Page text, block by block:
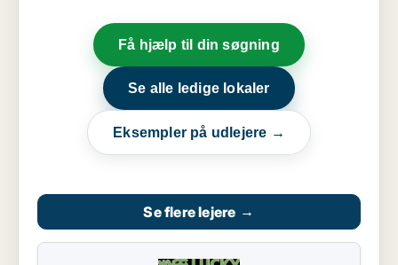
Få hjælp til din søgning
Se alle ledige lokaler
Eksempler på udlejere →
Se flere lejere →